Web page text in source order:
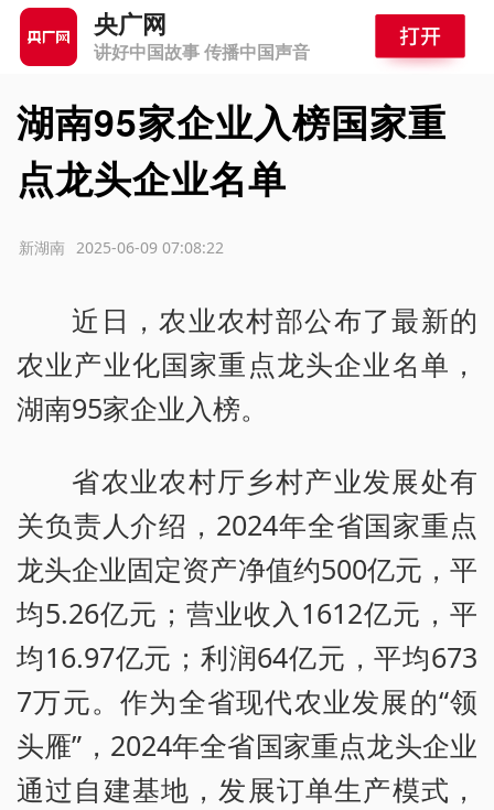
央广网
讲好中国故事 传播中国声音
湖南95家企业入榜国家重
点龙头企业名单
2025-06-09 07:08:22
新湖南
近日，农业农村部公布了最新的
农业产业化国家重点龙头企业名单，
湖南95家企业入榜。
省农业农村厅乡村产业发展处有
关负责人介绍，2024年全省国家重点
龙头企业固定资产净值约500亿元，平
均5.26亿元；营业收入1612亿元，平
均16.97亿元；利润64亿元，平均673
7万元。作为全省现代农业发展的“领
头雁”，2024年全省国家重点龙头企业
通过自建基地，发展订单生产模式，